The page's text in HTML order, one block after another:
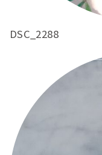
DSC_2288